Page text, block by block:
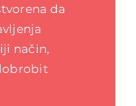
da
način,